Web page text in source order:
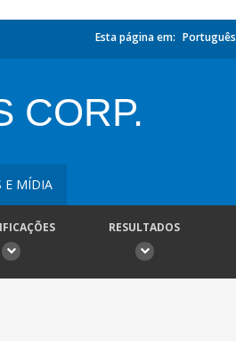
Esta página em: Português
CORP.
E MÍDIA
RESULTADOS